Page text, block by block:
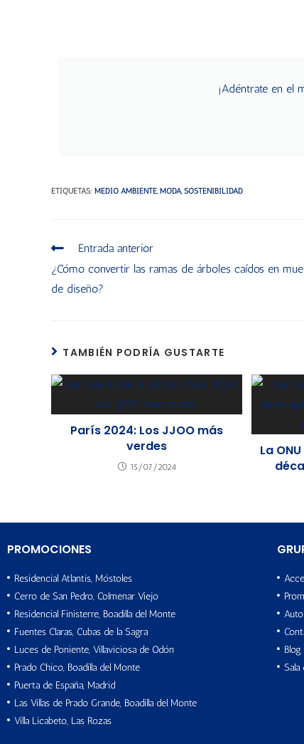
¡Adéntrate en el
ETIQUETAS: MEDIO AMBIENTE, MODA, SOSTENIBILIDAD
Entrada anterior
¿Cómo convertir las ramas de árboles caídos en
de diseño?
TAMBIÉN PODRÍA GUSTARTE
París 2024: Los JJOO más
verdes
15/07/2024
La
PROMOCIONES
Residencial Atlantis, Móstoles
Cerro de San Pedro, Colmenar Viejo
Residencial Finisterre, Boadilla del Monte
Fuentes Claras, Cubas de la Sagra
Luces de Poniente, Villaviciosa de Odón
Prado Chico, Boadilla del Monte
Puerta de España, Madrid
Las Villas de Prado Grande, Boadilla del Monte
Villa Licabeto, Las Rozas
Blog
Sala